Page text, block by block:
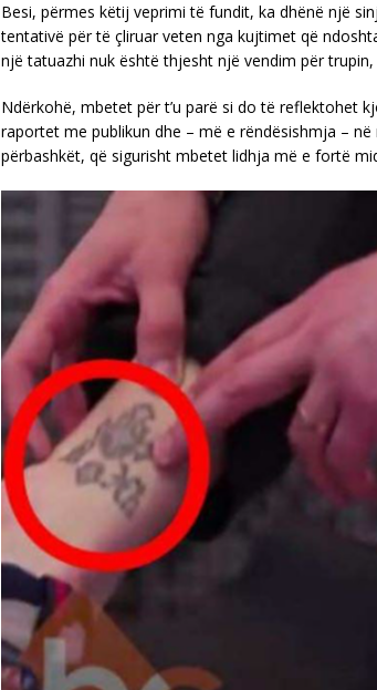
Besi, përmes këtij veprimi të fundit, ka dhënë një
tentativë për të çliruar veten nga kujtimet që
një tatuazhi nuk është thjesht një vendim për
Ndërkohë, mbetet për t’u parë si do të reflektohet
raportet me publikun dhe – më e rëndësishmja –
përbashkët, që sigurisht mbetet lidhja më e fortë